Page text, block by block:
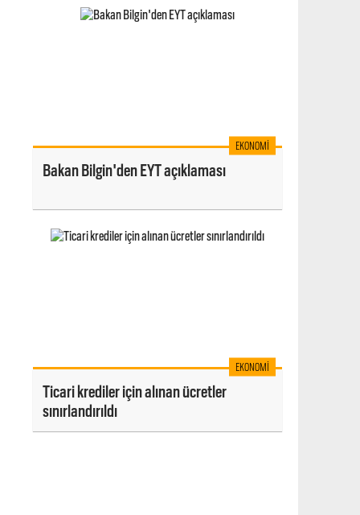
EKONOMI
Bakan Bilgin'den EYT açıklaması
EKONOMI
Ticari krediler için alınan ücretler
sınırlandırıldı